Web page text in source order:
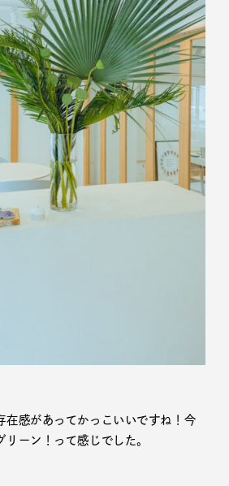
在感があってかっこいいですね！今
リーン！って感じでした。